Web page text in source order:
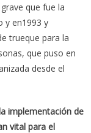
que fue la
y en1993 y
trueque para la
que puso en
desde el
implementación de
vital para el